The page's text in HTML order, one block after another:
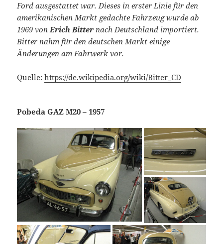
Ford ausgestattet war. Dieses in erster Linie für den
amerikanischen Markt gedachte Fahrzeug wurde ab
1969 vonErich Bitternach Deutschland importiert.
Bitter nahm für den deutschen Markt einige
Änderungen am Fahrwerk vor.
Quelle:https://de.wikipedia.org/wiki/Bitter_CD
Pobeda GAZ M20 – 1957